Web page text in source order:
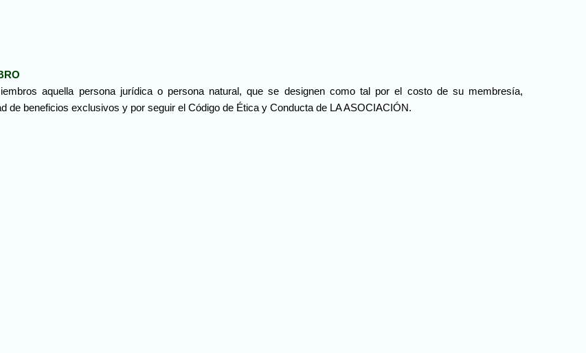
aquella persona jurídica o persona natural, que se designen como tal por el costo de su membresía,
de beneficios exclusivos y por seguir el Código de Ética y Conducta de LA ASOCIACIÓN.